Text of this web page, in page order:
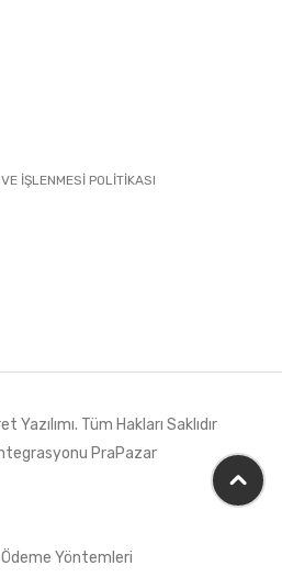
İŞLENMESİ POLİTİKASI
Yazılımı. Tüm Hakları Saklıdır
PraPazar
Yöntemleri